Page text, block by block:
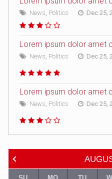
News Politics Dec 25,
Lorem ipsum dolor amet
News Politics Dec 25,
Lorem ipsum dolor amet
News Politics Dec 25,